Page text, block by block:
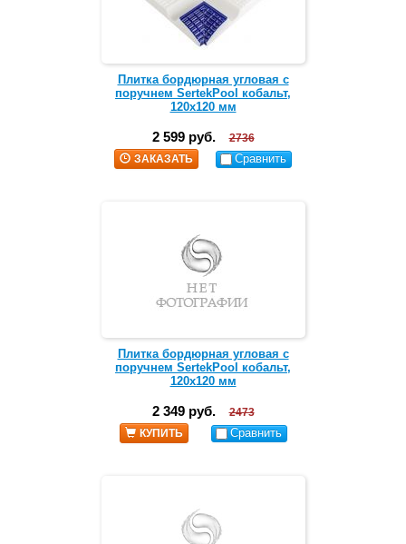
Плитка бордюрная угловая с
поручнем SertekPool кобальт,
120х120 мм
2 599 руб.
2736
ЗАКАЗАТЬ
Сравнить
Плитка бордюрная угловая с
поручнем SertekPool кобальт,
120х120 мм
2 349 руб.
2473
КУПИТЬ
Сравнить